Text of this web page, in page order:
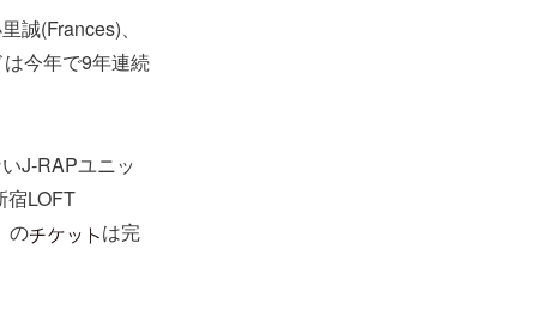
誠(Frances)、
今年で9年連続
J-RAPユニッ
宿LOFT
の
は完